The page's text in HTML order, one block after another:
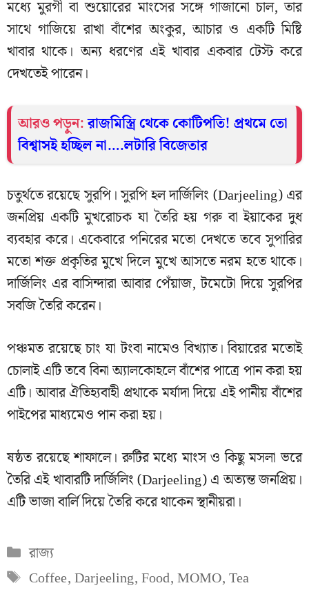
মধ্যে মুরগী বা শুয়োরের মাংসের সঙ্গে গাজানো চাল, তার
সাথে গাজিয়ে রাখা বাঁশের অংকুর, আচার ও একটি মিষ্টি
খাবার থাকে। অন্য ধরণের এই খাবার একবার টেস্ট করে
দেখতেই পারেন।
আরও পড়ুন:রাজমিস্ত্রি থেকে কোটিপতি! প্রথমে তো
বিশ্বাসই হচ্ছিল না….লটারি বিজেতার
চতুর্থতে রয়েছে সুরপি। সুরপি হল দার্জিলিং (Darjeeling) এর
জনপ্রিয় একটি মুখরোচক যা তৈরি হয় গরু বা ইয়াকের দুধ
ব্যবহার করে। একেবারে পনিরের মতো দেখতে তবে সুপারির
মতো শক্ত প্রকৃতির মুখে দিলে মুখে আসতে নরম হতে থাকে।
দার্জিলিং এর বাসিন্দারা আবার পেঁয়াজ, টমেটো দিয়ে সুরপির
সবজি তৈরি করেন।
পঞ্চমত রয়েছে চাং যা টংবা নামেও বিখ্যাত। বিয়ারের মতোই
চোলাই এটি তবে বিনা অ্যালকোহলে বাঁশের পাত্রে পান করা হয়
এটি। আবার ঐতিহ্যবাহী প্রথাকে মর্যাদা দিয়ে এই পানীয় বাঁশের
পাইপের মাধ্যমেও পান করা হয়।
ষষ্ঠত রয়েছে শাফালে। রুটির মধ্যে মাংস ও কিছু মসলা ভরে
তৈরি এই খাবারটি দার্জিলিং (Darjeeling) এ অত্যন্ত জনপ্রিয়।
এটি ভাজা বার্লি দিয়ে তৈরি করে থাকেন স্থানীয়রা।
Categories
রাজ্য
Tags
Coffee,Darjeeling,Food,MOMO,Tea